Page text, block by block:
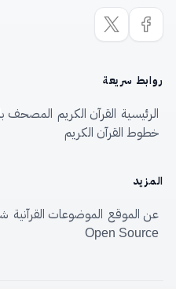
روابط سريعة
الرئيسية القرآن الكريم المصحف
خطوط القرآن الكريم
المزيد
عن الموقع الموضوعات القرآنية
Open Source